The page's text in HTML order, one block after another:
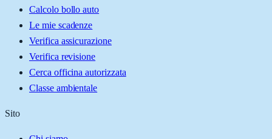
Calcolo bollo auto
Le mie scadenze
Verifica assicurazione
Verifica revisione
Cerca officina autorizzata
Classe ambientale
Sito